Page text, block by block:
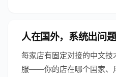
人在国外，系统出问题
每家店有固定对接的中文
服——你的店在哪个国家、